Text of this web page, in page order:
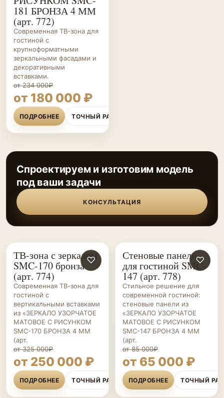
181 БРОНЗА 4 ММ
(арт. 772)
Современная ТВ-зона для
гостиной с
крупноформатными
зеркальными фасадами и
декоративными
вставками.
от 234 000₽
от 180 000 ₽
ПОДРОБНЕЕ ТОЧНЫЙ РАСЧЁТ
Спроектируем и изготовим модель
под ваши задачи
КОНСУЛЬТАЦИЯ
ГОСТИНЫЕ НА ЗАКАЗ
♡
ТВ-зона с зеркалом
SMC-170 бронза
(арт. 774)
Современная ТВ-зона для
гостиной с
вертикальными вставками
из «ЗЕРКАЛО УЗОРЧАТОЕ
МАТОВОЕ С РИСУНКОМ
SMC-170 БРОНЗА 4 ММ
(арт.
от 325 000₽
от 250 000 ₽
ПОДРОБНЕЕ ТОЧНЫЙ РАСЧЁТ
ГОСТИНЫЕ НА ЗАКАЗ
♡
Стеновые панели
для гостиной SMC-
147 (арт. 778)
Стильное решение для
современной гостиной:
стеновые панели из
«ЗЕРКАЛО УЗОРЧАТОЕ
МАТОВОЕ С РИСУНКОМ
SMC-147 БРОНЗА 4 ММ
(арт.
от 85 000₽
от 65 000 ₽
ПОДРОБНЕЕ ТОЧНЫЙ